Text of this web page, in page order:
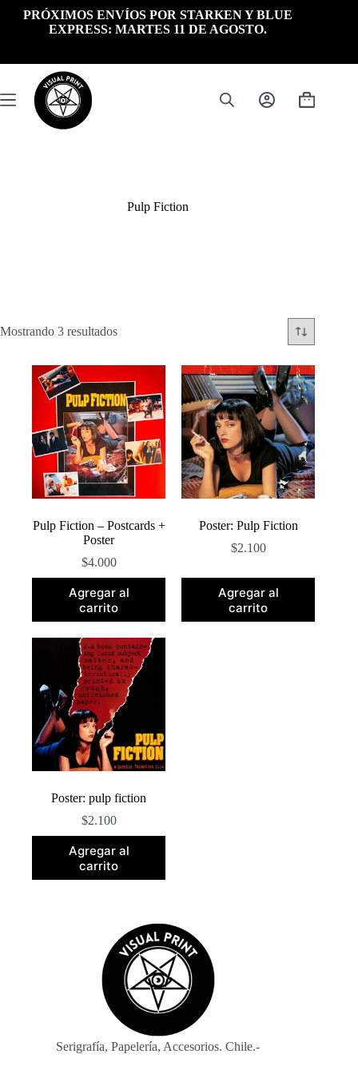
PRÓXIMOS ENVÍOS POR STARKEN Y BLUE
EXPRESS: MARTES 11 DE AGOSTO.
Carrito
Pulp Fiction
Mostrando 3 resultadosOrdenado
Pulp Fiction – Postcards +
Poster
$4.000
Agregar al
carrito
Poster: Pulp Fiction
$2.100
Agregar al
carrito
Poster: pulp fiction
$2.100
Agregar al
carrito
Serigrafía, Papelería, Accesorios. Chile.-